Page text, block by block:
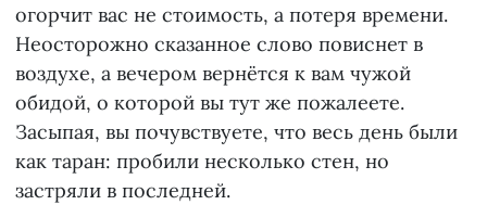
огорчит вас не стоимость, а потеря времени.
Неосторожно сказанное слово повиснет в
воздухе, а вечером вернётся к вам чужой
обидой, о которой вы тут же пожалеете.
Засыпая, вы почувствуете, что весь день были
как таран: пробили несколько стен, но
застряли в последней.